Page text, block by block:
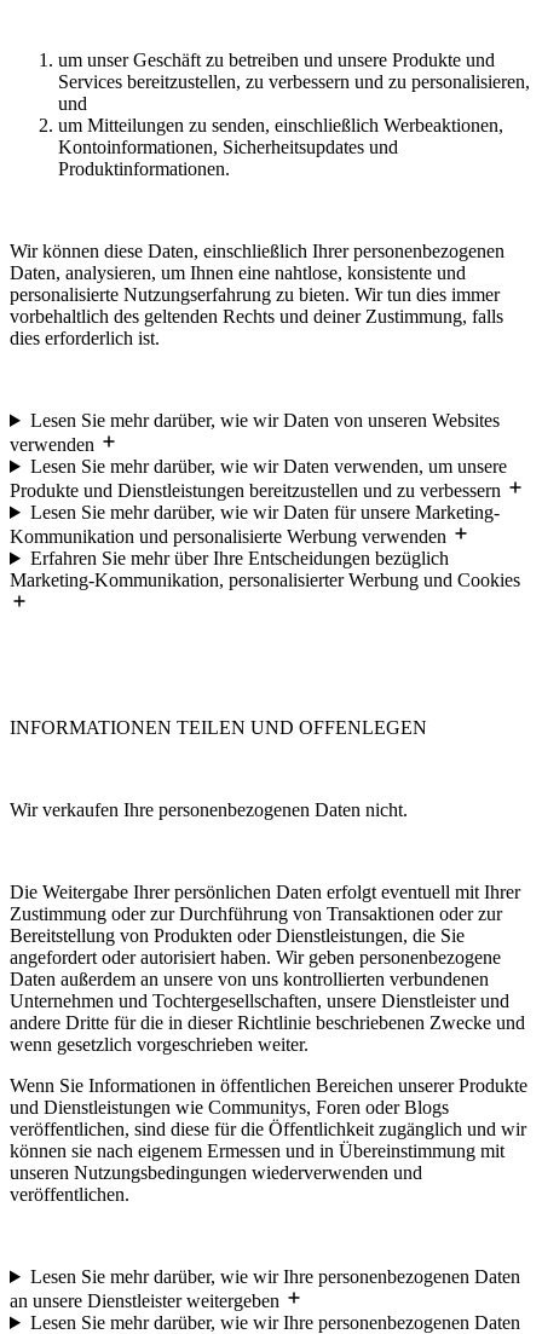
um unser Geschäft zu betreiben und unsere Produkte und
Services bereitzustellen, zu verbessern und zu personalisieren,
und
um Mitteilungen zu senden, einschließlich Werbeaktionen,
Kontoinformationen, Sicherheitsupdates und
Produktinformationen.
Wir können diese Daten, einschließlich Ihrer personenbezogenen
Daten, analysieren, um Ihnen eine nahtlose, konsistente und
personalisierte Nutzungserfahrung zu bieten. Wir tun dies immer
vorbehaltlich des geltenden Rechts und deiner Zustimmung, falls
dies erforderlich ist.
Lesen Sie mehr darüber, wie wir Daten von unseren Websites
verwenden
Lesen Sie mehr darüber, wie wir Daten verwenden, um unsere
Produkte und Dienstleistungen bereitzustellen und zu verbessern
Lesen Sie mehr darüber, wie wir Daten für unsere Marketing-
Kommunikation und personalisierte Werbung verwenden
Erfahren Sie mehr über Ihre Entscheidungen bezüglich
Marketing-Kommunikation, personalisierter Werbung und Cookies
INFORMATIONEN TEILEN UND OFFENLEGEN
Wir verkaufen Ihre personenbezogenen Daten nicht.
Die Weitergabe Ihrer persönlichen Daten erfolgt eventuell mit Ihrer
Zustimmung oder zur Durchführung von Transaktionen oder zur
Bereitstellung von Produkten oder Dienstleistungen, die Sie
angefordert oder autorisiert haben. Wir geben personenbezogene
Daten außerdem an unsere von uns kontrollierten verbundenen
Unternehmen und Tochtergesellschaften, unsere Dienstleister und
andere Dritte für die in dieser Richtlinie beschriebenen Zwecke und
wenn gesetzlich vorgeschrieben weiter.
Wenn Sie Informationen in öffentlichen Bereichen unserer Produkte
und Dienstleistungen wie Communitys, Foren oder Blogs
veröffentlichen, sind diese für die Öffentlichkeit zugänglich und wir
können sie nach eigenem Ermessen und in Übereinstimmung mit
unseren Nutzungsbedingungen wiederverwenden und
veröffentlichen.
Lesen Sie mehr darüber, wie wir Ihre personenbezogenen Daten
an unsere Dienstleister weitergeben
Lesen Sie mehr darüber, wie wir Ihre personenbezogenen Daten